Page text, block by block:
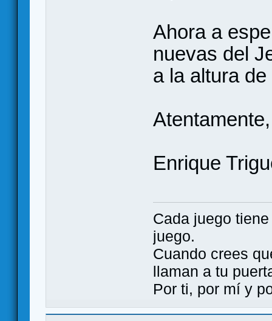
Ahora a
nuevas del
a la altura
Atentamente,
Enrique
Cada juego
juego.
Cuando crees
llaman a tu
Por ti, por mí y